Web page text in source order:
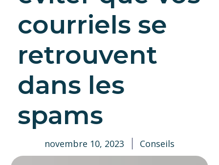
courriels se
retrouvent
dans les
spams
novembre 10, 2023 Conseils